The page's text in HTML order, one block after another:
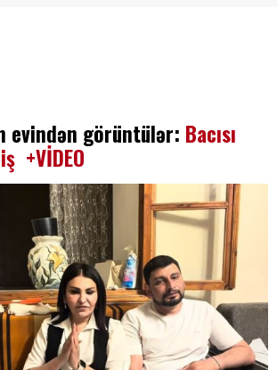
evindən görüntülər: Bacısı
+VİDEO